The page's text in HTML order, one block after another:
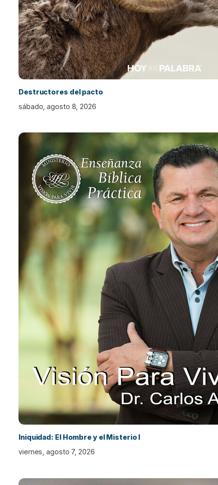
Destructores del pacto
sábado, agosto 8, 2026
Iniquidad: El Hombre y el Misterio I
viernes, agosto 7, 2026